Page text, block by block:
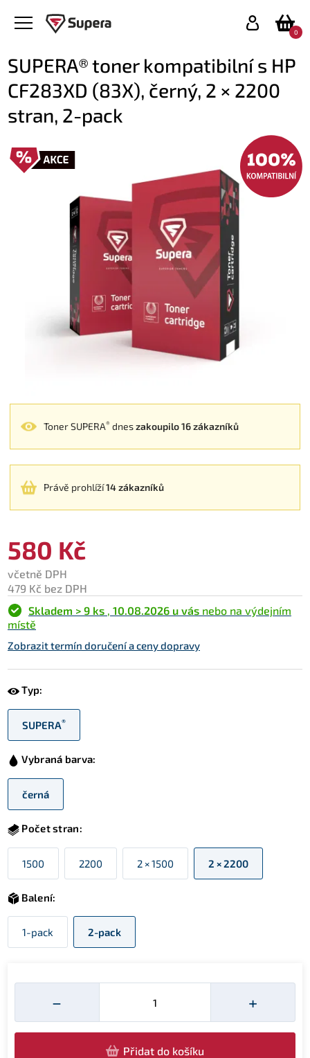
0
SUPERA® toner kompatibilní s HP
CF283XD (83X), černý, 2 × 2200
stran, 2-pack
Toner SUPERA® dneszakoupilo 16 zákazníků
Právě prohlíží14 zákazníků
580 Kč
včetně DPH
479 Kč bez DPH
Skladem > 9 ks , 10.08.2026 u vás nebo na výdejním
místě
Zobrazit termín doručení a ceny dopravy
Typ:
SUPERA®
Vybraná barva:
černá
Počet stran:
1500 2200 2 × 1500 2 × 2200
Balení:
1-pack 2-pack
−
Množství
+
Přidat do košíku